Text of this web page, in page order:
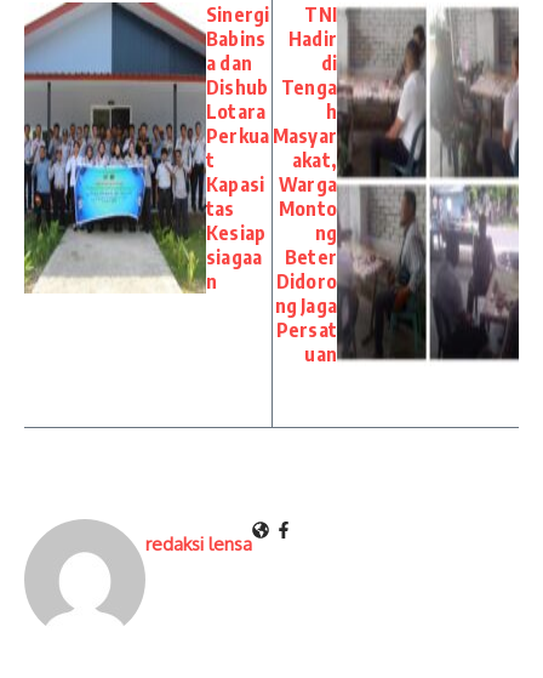
Sinergi
Babins
a dan
Dishub
Lotara
Perkua
t
Kapasi
tas
Kesiap
siagaa
n
TNI
Hadir
di
Tenga
h
Masyar
akat,
Warga
Monto
ng
Beter
Didoro
ng Jaga
Persat
uan
redaksi lensa